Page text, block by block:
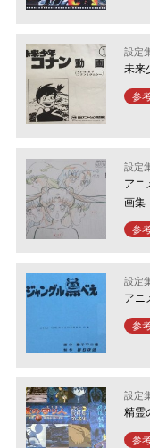
設定
未来
参
設定
アニ
画集
参
設定
アニ
参
設定
精霊
参